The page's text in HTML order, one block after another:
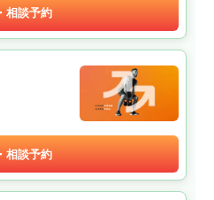
相談予約
相談予約